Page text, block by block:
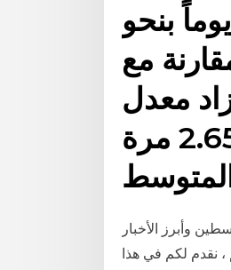
كما تراجع متوسط الفائدة على أذون 273 يوماً بنحو
مئوية إلى مستوى %13.226 مقارنة مع
وزاد معدل
تغطية العطاء بشكل طفيف ليصل إلى 2.65 مرة
وأبرز الأخبار
، نقدم لكم في هذا